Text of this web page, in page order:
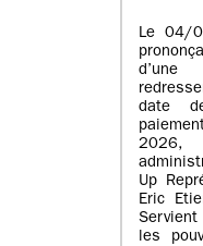
Le 04/
date
Up
Eric
les